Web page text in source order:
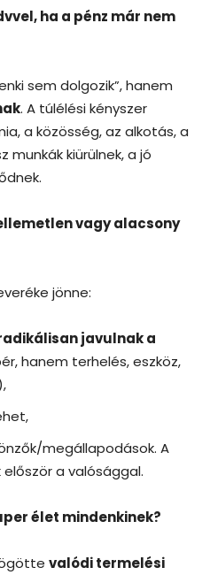
ha a pénz már nem
sem dolgozik”, hanem
. A túlélési kényszer
a közösség, az alkotás, a
munkák kiürülnek, a jó
vagy alacsony
jönne:
javulnak a
hanem terhelés, eszköz,
megállapodások. A
a valósággal.
élet mindenkinek?
valódi termelési